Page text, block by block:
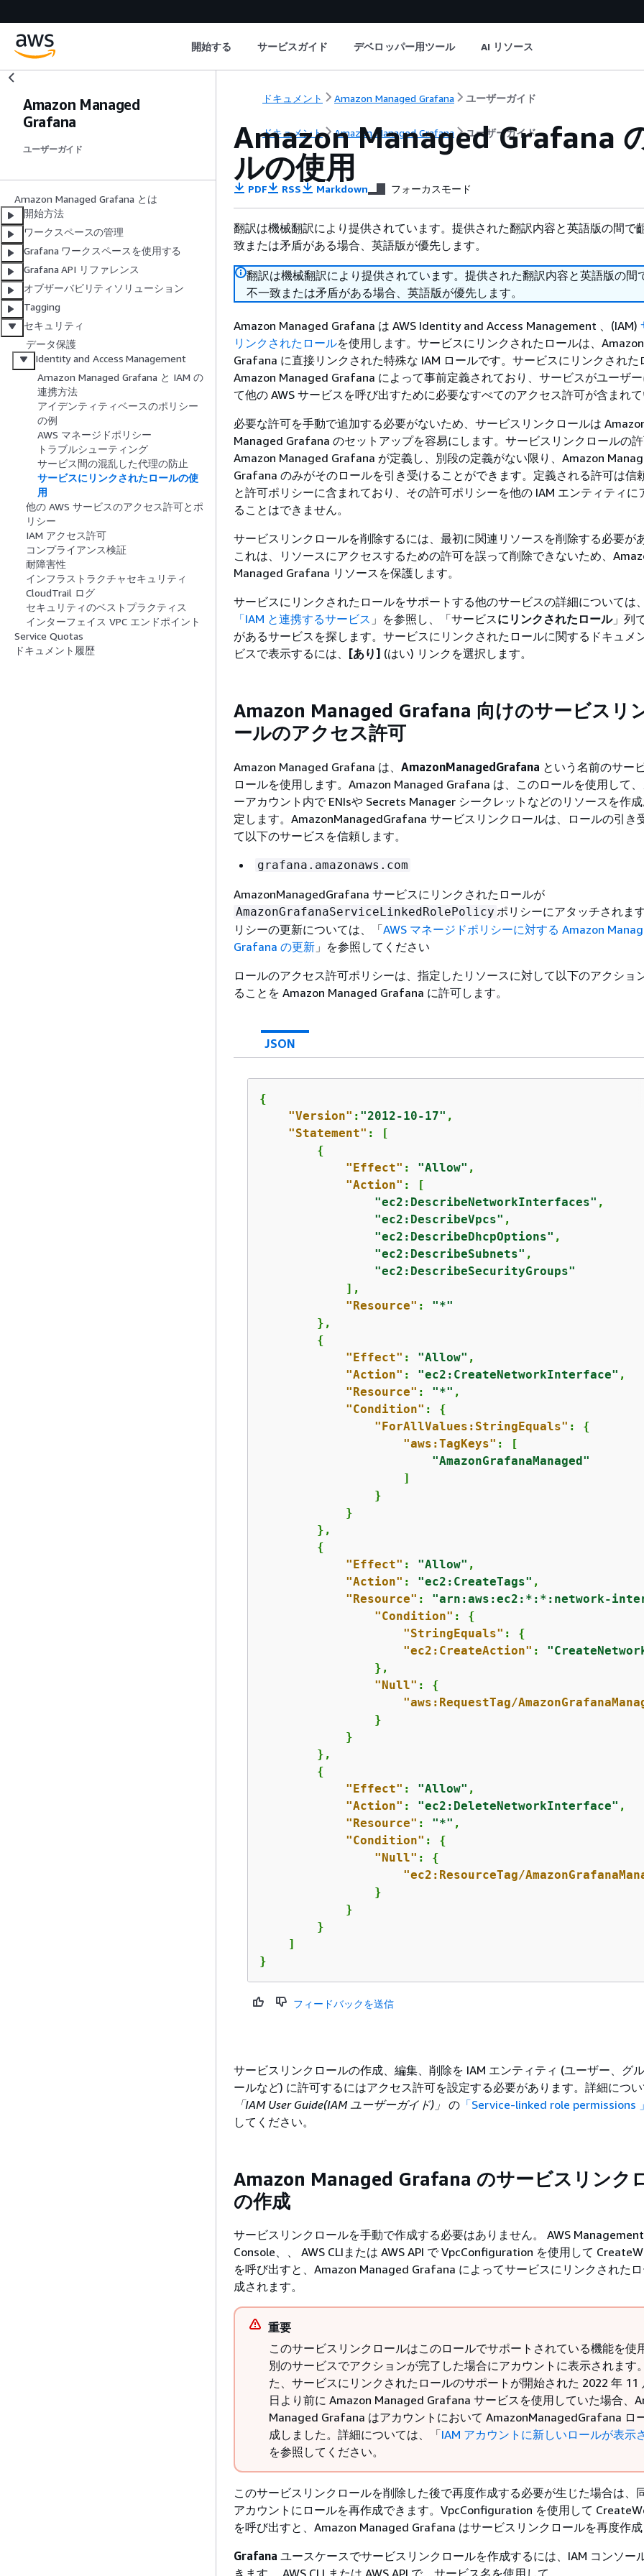
開始する サービスガイド デベロッパー用ツール AI リソース
Amazon Managed
Grafana
ユーザーガイド
Amazon Managed Grafana とは
開始方法
ワークスペースの管理
Grafana ワークスペースを使用する
Grafana API リファレンス
オブザーバビリティソリューション
Tagging
セキュリティ
データ保護
Identity and Access Management
Amazon Managed Grafana と IAM の
連携方法
アイデンティティベースのポリシー
の例
AWS マネージドポリシー
トラブルシューティング
サービス間の混乱した代理の防止
サービスにリンクされたロールの使
用
他の AWS サービスのアクセス許可とポ
リシー
IAM アクセス許可
コンプライアンス検証
耐障害性
インフラストラクチャセキュリティ
CloudTrail ログ
セキュリティのベストプラクティス
インターフェイス VPC エンドポイント
Service Quotas
ドキュメント履歴
ドキュメント Amazon Managed Grafana ユーザーガイド
ドキュメント Amazon Managed Grafana ユーザーガイド
Amazon Managed Grafana
ルの使用
PDF RSS Markdown フォーカスモード
翻訳は機械翻訳により提供されています。提供された翻訳内容と英語版の間で
致または矛盾がある場合、英語版が優先します。
翻訳は機械翻訳により提供されています。提供された翻訳内容と英語版の間
不一致または矛盾がある場合、英語版が優先します。
Amazon Managed Grafana は AWS Identity and Access Management 、(IAM)
リンクされたロールを使用します。サービスにリンクされたロールは、
Grafana に直接リンクされた特殊な IAM ロールです。サービスにリンクされた
Amazon Managed Grafana によって事前定義されており、サービスがユーザ
て他の AWS サービスを呼び出すために必要なすべてのアクセス許可が含まれて
必要な許可を手動で追加する必要がないため、サービスリンクロールは
Managed Grafana のセットアップを容易にします。サービスリンクロールの
Amazon Managed Grafana が定義し、別段の定義がない限り、Amazon
Grafana のみがそのロールを引き受けることができます。定義される許可は信
と許可ポリシーに含まれており、その許可ポリシーを他の IAM エンティティに
ることはできません。
サービスリンクロールを削除するには、最初に関連リソースを削除する必要が
これは、リソースにアクセスするための許可を誤って削除できないため、
Managed Grafana リソースを保護します。
サービスにリンクされたロールをサポートする他のサービスの詳細については、
「IAM と連携するサービス 」を参照し、「サービスにリンクされたロール」列
があるサービスを探します。サービスにリンクされたロールに関するドキュメ
ビスで表示するには、
[あり] (はい) リンクを選択します。
Amazon Managed Grafana 向けのサービスリ
ールのアクセス許可
Amazon Managed Grafana は、 AmazonManagedGrafana という名前のサー
ロールを使用します。Amazon Managed Grafana は、このロールを使用して
ーアカウント内で ENIsや Secrets Manager シークレットなどのリソースを作
定します。AmazonManagedGrafana サービスリンクロールは、ロールの引き
て以下のサービスを信頼します。
grafana.amazonaws.com
AmazonManagedGrafana サービスにリンクされたロールが
AmazonGrafanaServiceLinkedRolePolicy ポリシーにアタッチされま
リシーの更新については、「AWS マネージドポリシーに対する Amazon
Grafana の更新 」を参照してください
ロールのアクセス許可ポリシーは、指定したリソースに対して以下のアクショ
ることを Amazon Managed Grafana に許可します。
JSON
{
"Version" : "2012-10-17" ,
"Statement" : [
{
"Effect" : "Allow" ,
"Action" : [
"ec2:DescribeNetworkInterfaces" ,
"ec2:DescribeVpcs" ,
"ec2:DescribeDhcpOptions" ,
"ec2:DescribeSubnets" ,
"ec2:DescribeSecurityGroups"
            ],
"Resource" : "*"
        },
{
"Effect" : "Allow" ,
"Action" : "ec2:CreateNetworkInterface" ,
"Resource" : "*" ,
"Condition" : {
"ForAllValues:StringEquals" : {
"aws:TagKeys" : [
"AmazonGrafanaManaged"
                    ]
                }
            }
        },
{
"Effect" : "Allow" ,
"Action" : "ec2:CreateTags" ,
"Resource" : "arn:aws:ec2:*:*:network-
"Condition" : {
"StringEquals" : {
"ec2:CreateAction" :
                },
"Null" : {
"aws:RequestTag/
                }
            }
        },
{
"Effect" : "Allow" ,
"Action" : "ec2:DeleteNetworkInterface" ,
"Resource" : "*" ,
"Condition" : {
"Null" : {
"ec2:ResourceTag/
                }
            }
        }
    ]
}
フィードバックを送信
サービスリンクロールの作成、編集、削除を IAM エンティティ (ユーザー、グ
ールなど) に許可するにはアクセス許可を設定する必要があります。詳細につい
「IAM User Guide(IAM ユーザーガイド)」 の 「Service-linked role permissions 」
してください。
Amazon Managed Grafana のサービスリンク
の作成
サービスリンクロールを手動で作成する必要はありません。 AWS Management
Console、、 AWS CLIまたは AWS API で VpcConfiguration を使用して
を呼び出すと、Amazon Managed Grafana によってサービスにリンクされた
成されます。
重要
このサービスリンクロールはこのロールでサポートされている機能を使
別のサービスでアクションが完了した場合にアカウントに表示されます
た、サービスにリンクされたロールのサポートが開始された 2022 年 11
日より前に Amazon Managed Grafana サービスを使用していた場合、
Managed Grafana はアカウントにおいて AmazonManagedGrafana ロ
成しました。詳細については、「IAM アカウントに新しいロールが表示
を参照してください。
このサービスリンクロールを削除した後で再度作成する必要が生じた場合は、
アカウントにロールを再作成できます。VpcConfiguration を使用して
を呼び出すと、Amazon Managed Grafana はサービスリンクロールを再度作成
Grafana ユースケースでサービスリンクロールを作成するには、IAM コンソー
きます。 AWS CLI または AWS API で、サービス名を使用して